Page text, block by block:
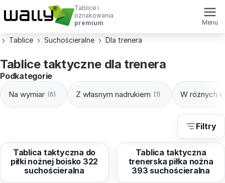
Tablice i
oznakowania
premium
Menu
Tablice Suchościeralne Dla trenera
Podkategorie
Filtry
Na wymiar (6) Z własnym nadrukiem (1) W różnych
Tablice taktyczne dla trenera
Tablica taktyczna do
piłki nożnej boisko 322
suchościeralna
Tablica taktyczna
trenerska piłka nożna
393 suchościeralna